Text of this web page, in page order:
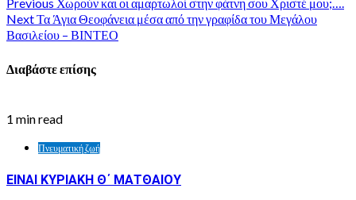
NextΤα Άγια Θεοφάνεια μέσα από την γραφίδα του Μεγάλου
Βασιλείου – ΒΙΝΤΕΟ
Διαβάστε επίσης
1 min read
Πνευματική ζωή
ΕΙΝΑΙ ΚΥΡΙΑΚΗ Θ΄ ΜΑΤΘΑΙΟΥ